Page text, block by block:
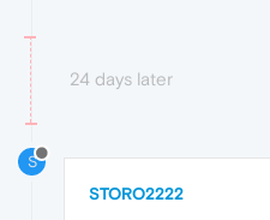
24 days later
S
STORO2222